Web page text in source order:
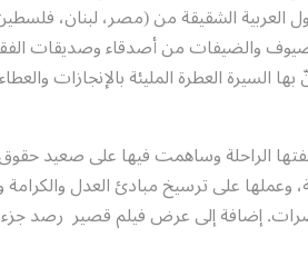
الشقيقة من (مصر، لبنان،
والضيفات من أصدقاء وصديقات
السيرة العطرة المليئة بالإنجازات
الراحلة وساهمت فيها على صعيد
وعملها على ترسيخ مبادئ العدل
إضافة إلى عرض فيلم قصير رصد جزء